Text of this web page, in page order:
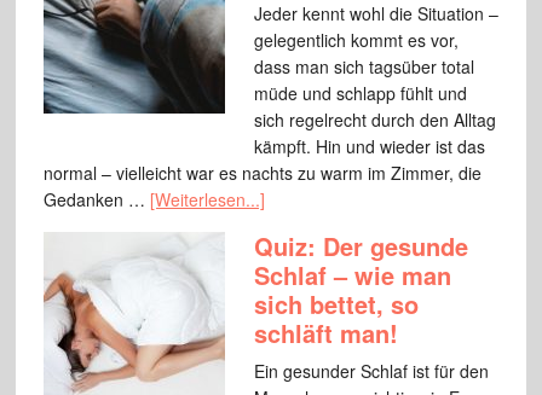
Jeder kennt wohl die Situation –
gelegentlich kommt es vor,
dass man sich tagsüber total
müde und schlapp fühlt und
sich regelrecht durch den Alltag
kämpft. Hin und wieder ist das
normal – vielleicht war es nachts zu warm im Zimmer, die
Gedanken … [Weiterlesen...]
Quiz: Der gesunde
Schlaf – wie man
sich bettet, so
schläft man!
Ein gesunder Schlaf ist für den